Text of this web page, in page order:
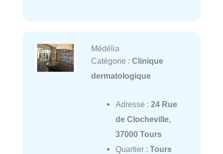
Médélia
Catégorie : Clinique
dermatologique
Adresse : 24 Rue
de Clocheville,
37000 Tours
Quartier : Tours